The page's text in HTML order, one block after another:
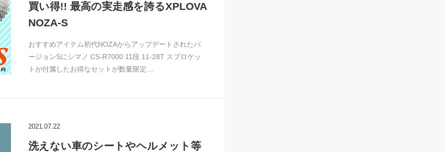
買い得!! 最高の実走感を誇るXPLOVA
NOZA-S
おすすめアイテム初代NOZAからアップデートされたバ
ージョンSにシマノ CS-R7000 11段 11-28T スプロケッ
トが付属したお得なセットが数量限定…
2021.07.22
洗えない車のシートやヘルメット等